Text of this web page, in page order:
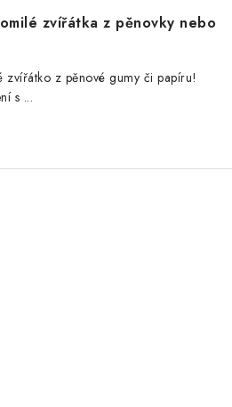
zvířátka z pěnovky nebo
zvířátko z pěnové gumy či papíru!
s ...